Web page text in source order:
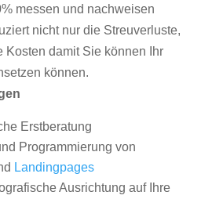
messen und nachweisen
nicht nur die Streuverluste,
Kosten damit Sie können Ihr
können.
Erstberatung
Programmierung von
Landingpages
Ausrichtung auf Ihre